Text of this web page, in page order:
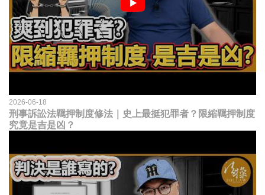
2026-06-18
刑事訴訟法羈押制度修法｜史上最挺犯罪者？限縮羈押制度
究竟是吉是凶？